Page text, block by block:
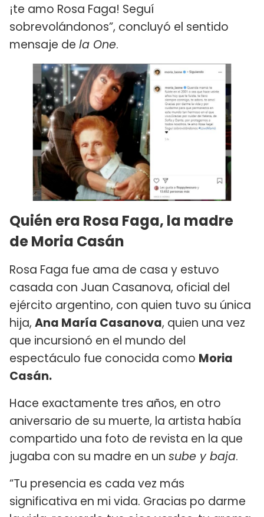
¡te amo Rosa Faga! Seguí
sobrevolándonos”, concluyó el sentido
mensaje de la One.
Quién era Rosa Faga, la madre
de Moria Casán
Rosa Faga fue ama de casa y estuvo
casada con Juan Casanova, oficial del
ejército argentino, con quien tuvo su única
hija, Ana María Casanova, quien una vez
que incursionó en el mundo del
espectáculo fue conocida como Moria
Casán.
Hace exactamente tres años, en otro
aniversario de su muerte, la artista había
compartido una foto de revista en la que
jugaba con su madre en un sube y baja.
“Tu presencia es cada vez más
significativa en mi vida. Gracias po darme